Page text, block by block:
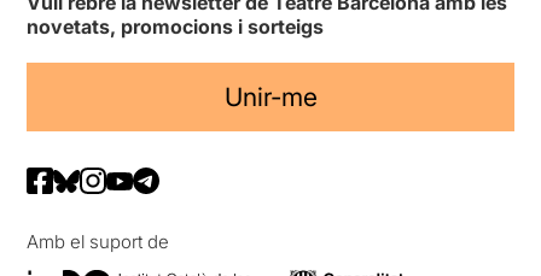
novetats, promocions i sorteigs
Unir-me
Amb el suport de